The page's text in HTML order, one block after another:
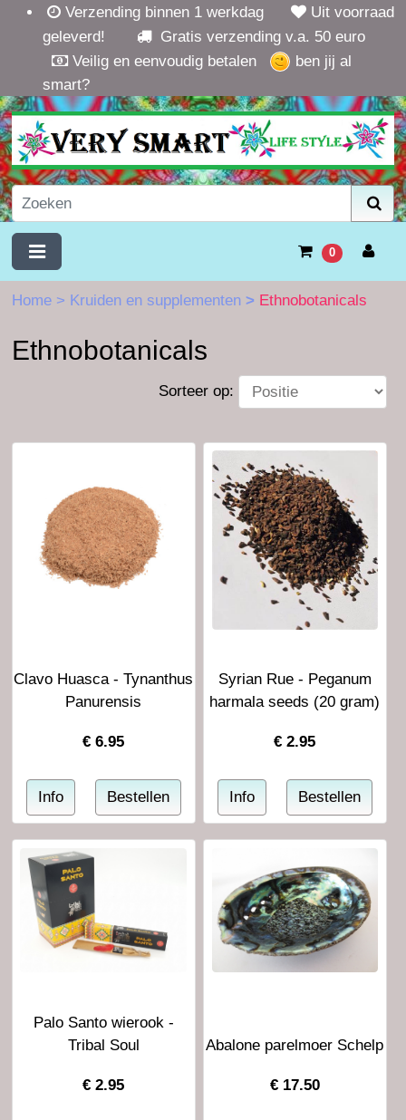
Verzending binnen 1 werkdag
Uit voorraad
geleverd!
Gratis verzending v.a. 50 euro
Veilig en eenvoudig betalen
ben jij al
smart?
0
Home > Kruiden en supplementen > Ethnobotanicals
Ethnobotanicals
Sorteer op:
Clavo Huasca - Tynanthus
Panurensis
€6.95
Syrian Rue - Peganum
harmala seeds (20 gram)
€2.95
Palo Santo wierook -
Tribal Soul
€2.95
Abalone parelmoer Schelp
€ 17.50